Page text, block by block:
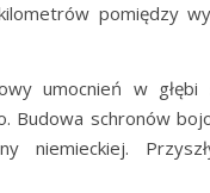
pomiędzy
umocnień w
Budowa schronów